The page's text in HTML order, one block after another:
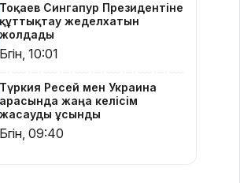
МӘЛІМ
АПТА: 2026
жылғы 3-9
тамыз
Тікелей
эфирдегі
бейәдеп
сөз:
Тоқаев Сингапур Президентіне
құттықтау жеделхатын
жолдады
Бүгін, 10:01
Түркия Ресей мен Украина
арасында жаңа келісім
жасауды ұсынды
Бүгін, 09:40